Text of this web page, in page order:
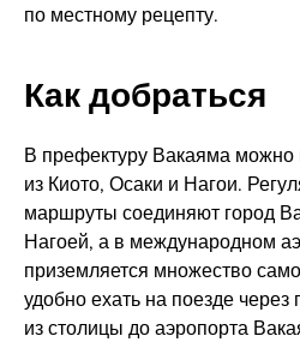
по местному рецепту.
Как добраться
В префектуру Вакаяма можно
из Киото, Осаки и Нагои.
маршруты соединяют город
Нагоей, а в международном
приземляется множество
удобно ехать на поезде через
из столицы до аэропорта